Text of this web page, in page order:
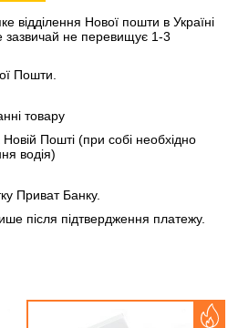
відділення Нової пошти в Україні
зазвичай не перевищує 1-3
Пошти.
товару
Пошті (при собі необхідно
водія)
Приват Банку.
після підтвердження платежу.